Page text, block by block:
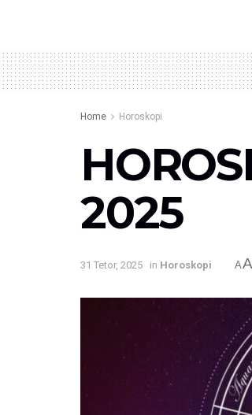
Home Horoskopi
2025
31 Tetor, 2025 in Horoskopi AA